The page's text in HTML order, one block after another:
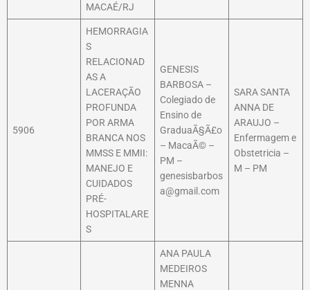
MACAÉ/RJ
5906
HEMORRAGIA
S
RELACIONAD
AS A
LACERAÇÃO
PROFUNDA
POR ARMA
BRANCA NOS
MMSS E MMII:
MANEJO E
CUIDADOS
PRÉ-
HOSPITALARE
S
GENESIS
BARBOSA –
Colegiado de
Ensino de
GraduaÃ§Ã£o
– MacaÃ© –
PM –
genesisbarbos
a@gmail.com
SARA SANTA
ANNA DE
ARAUJO –
Enfermagem e
Obstetricia –
M – PM
ANA PAULA
MEDEIROS
MENNA